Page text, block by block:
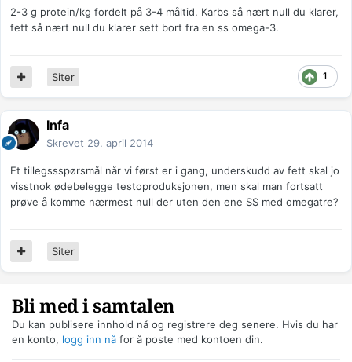
2-3 g protein/kg fordelt på 3-4 måltid. Karbs så nært null du klarer,
fett så nært null du klarer sett bort fra en ss omega-3.
1
Siter
Infa
Skrevet 29. april 2014
Et tillegssspørsmål når vi først er i gang, underskudd av fett skal jo
visstnok ødebelegge testoproduksjonen, men skal man fortsatt
prøve å komme nærmest null der uten den ene SS med omegatre?
Siter
Bli med i samtalen
Du kan publisere innhold nå og registrere deg senere. Hvis du har
en konto, logg inn nå for å poste med kontoen din.